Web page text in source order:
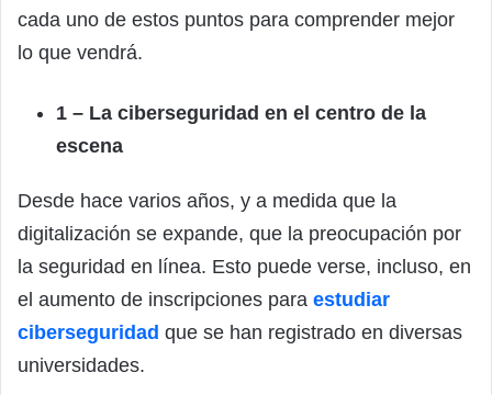
cada uno de estos puntos para comprender mejor
lo que vendrá.
1 – La ciberseguridad en el centro de la
escena
Desde hace varios años, y a medida que la
digitalización se expande, que la preocupación por
la seguridad en línea. Esto puede verse, incluso, en
el aumento de inscripciones para estudiar
ciberseguridad que se han registrado en diversas
universidades.